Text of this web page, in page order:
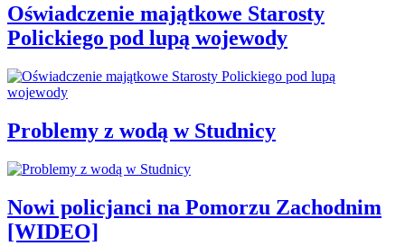
Oświadczenie majątkowe Starosty
Polickiego pod lupą wojewody
Problemy z wodą w Studnicy
Nowi policjanci na Pomorzu Zachodnim
[WIDEO]